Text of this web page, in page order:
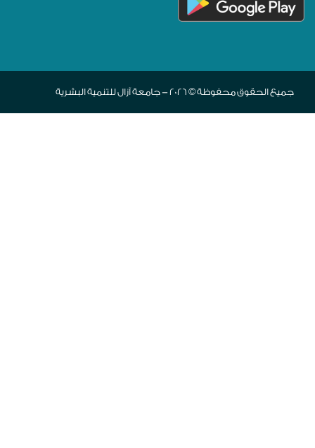
جميع الحقوق محفوظة © 2026 - جامعة آزال للتنمية البشرية